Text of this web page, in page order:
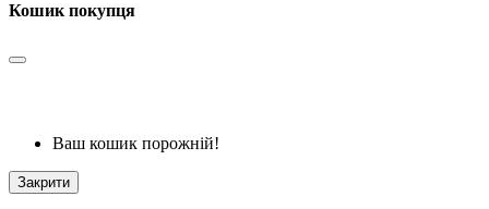
Кошик покупця
Ваш кошик порожній!
Закрити